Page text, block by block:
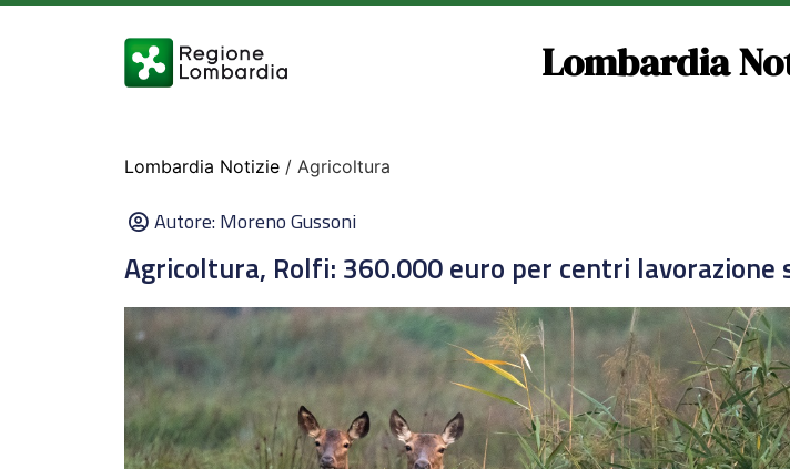
Lombardia
Lombardia Notizie / Agricoltura
Autore:Moreno Gussoni
Agricoltura, Rolfi: 360.000 euro per centri lavorazione